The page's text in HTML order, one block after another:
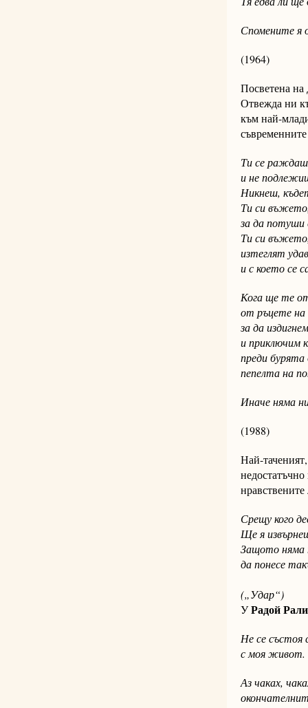
Спомените я
(1964)
Посветена на
Отвежда ни
към най-
Ти се раждаш
и не
Никнеш,
Ти си
за да потуши
Ти си
изтеглят
и с което се
Кога ще те
от ръцете на
за да
и приключим
преди бурята
пепелта на
Иначе няма
(1988)
Най-
Срещу кого
Ще я
Защото няма
да понесе
(„Удар“)
УРадой
Не се
с моя живот.
Аз чаках,